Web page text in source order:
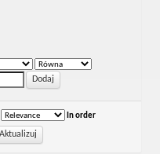
In order